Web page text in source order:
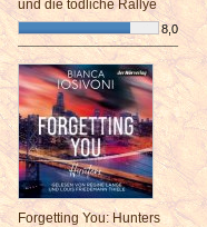
und die tödliche Rallye
8,0
¯¯¯¯¯¯¯¯¯¯¯¯¯¯¯¯¯¯¯¯¯¯¯¯
Forgetting You: Hunters